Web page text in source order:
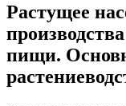
Растущее
пищи.